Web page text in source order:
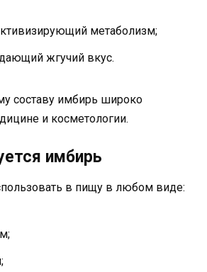
метаболизм;
жгучий вкус.
составу имбирь широко
и косметологии.
имбирь
в пищу в любом виде: